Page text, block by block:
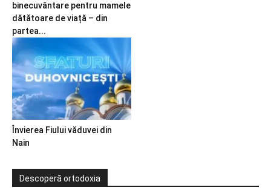
binecuvântare pentru mamele
dătătoare de viață – din
partea...
Învierea Fiului văduvei din
Nain
Descoperă ortodoxia